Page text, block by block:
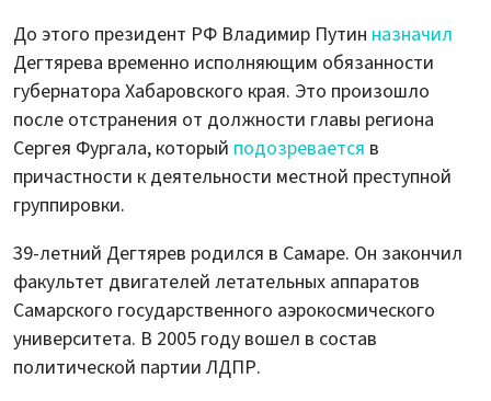
До этого президент РФ Владимир Путин назначил
Дегтярева временно исполняющим обязанности
губернатора Хабаровского края. Это произошло
после отстранения от должности главы региона
Сергея Фургала, который подозревается в
причастности к деятельности местной преступной
группировки.
39-летний Дегтярев родился в Самаре. Он закончил
факультет двигателей летательных аппаратов
Самарского государственного аэрокосмического
университета. В 2005 году вошел в состав
политической партии ЛДПР.